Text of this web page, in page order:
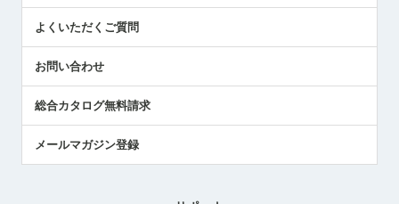
センサのテクニカルガイド
社長ブログ
よくいただくご質問
お問い合わせ
総合カタログ無料請求
メールマガジン登録